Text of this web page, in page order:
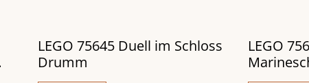
LEGO 75645 Duell im Schloss
Drumm
LEGO